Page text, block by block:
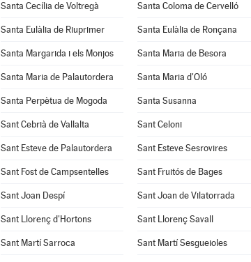
Santa Cecília de Voltregà Santa Coloma de Cervelló
Santa Eulàlia de Riuprimer Santa Eulàlia de Ronçana
Santa Margarida i els Monjos Santa Maria de Besora
Santa Maria de Palautordera Santa Maria d'Oló
Santa Perpètua de Mogoda Santa Susanna
Sant Cebrià de Vallalta Sant Celoni
Sant Esteve de Palautordera Sant Esteve Sesrovires
Sant Fost de Campsentelles Sant Fruitós de Bages
Sant Joan Despí Sant Joan de Vilatorrada
Sant Llorenç d'Hortons Sant Llorenç Savall
Sant Martí Sarroca Sant Martí Sesgueioles